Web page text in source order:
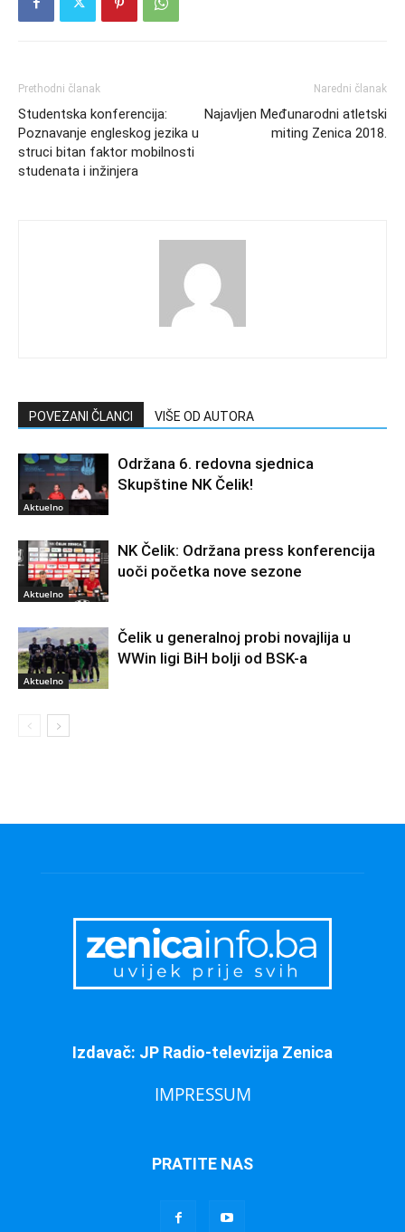
Prethodni članak
Studentska konferencija:
Poznavanje engleskog jezika u
struci bitan faktor mobilnosti
studenata i inžinjera
Naredni članak
Najavljen Međunarodni atletski
miting Zenica 2018.
POVEZANI ČLANCI VIŠE OD AUTORA
Aktuelno
Održana 6. redovna sjednica
Skupštine NK Čelik!
Aktuelno
NK Čelik: Održana press konferencija
uoči početka nove sezone
Aktuelno
Čelik u generalnoj probi novajlija u
WWin ligi BiH bolji od BSK-a
Izdavač: JP Radio-televizija Zenica
IMPRESSUM
PRATITE NAS